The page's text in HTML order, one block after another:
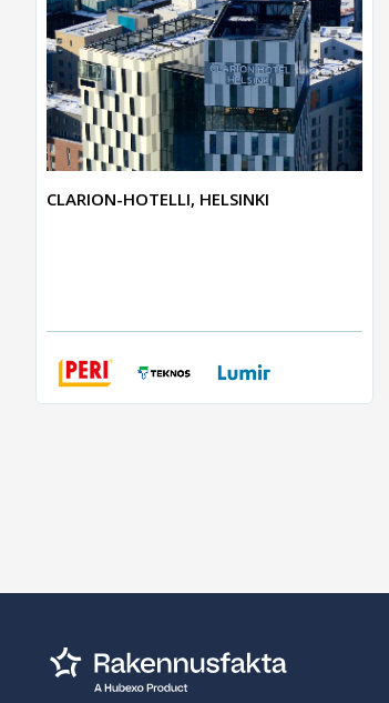
CLARION-HOTELLI, HELSINKI